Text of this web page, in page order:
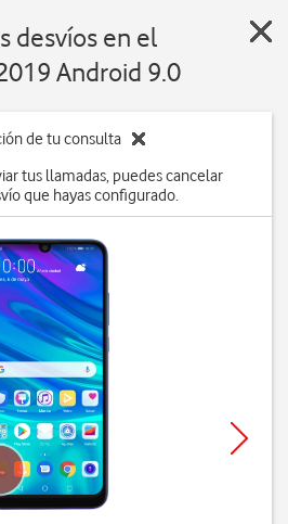
desvíos en el
Android 9.0
de tu consulta
tus llamadas, puedes cancelar
que hayas configurado.